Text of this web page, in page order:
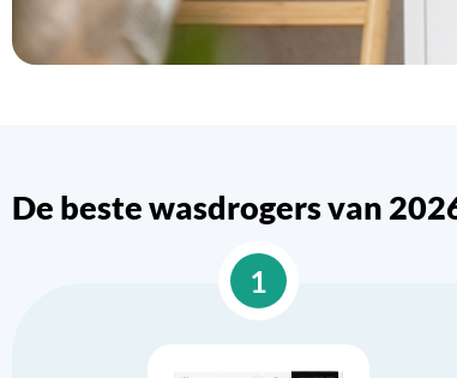
De beste wasdrogers van
1